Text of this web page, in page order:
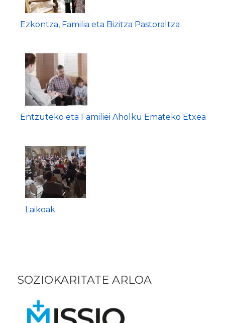
Ezkontza, Familia eta Bizitza Pastoraltza
Entzuteko eta Familiei Aholku Emateko Etxea
Laikoak
SOZIOKARITATE ARLOA